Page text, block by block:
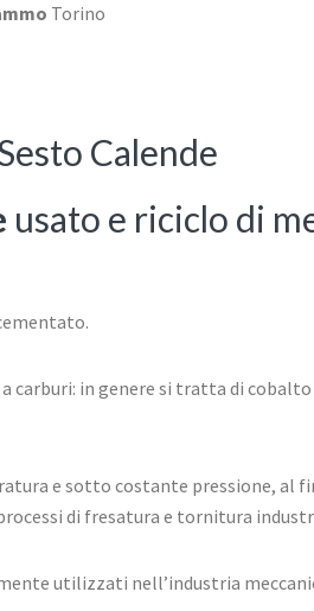
Torino
Calende
usato e riciclo di
in genere si tratta di cobalto
e sotto costante pressione, al
di fresatura e tornitura
utilizzati nell’industria